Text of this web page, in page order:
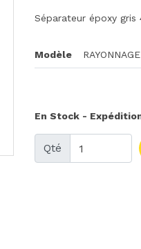
Séparateur époxy gris
Modèle RAYONNAGE
En Stock -
Qté